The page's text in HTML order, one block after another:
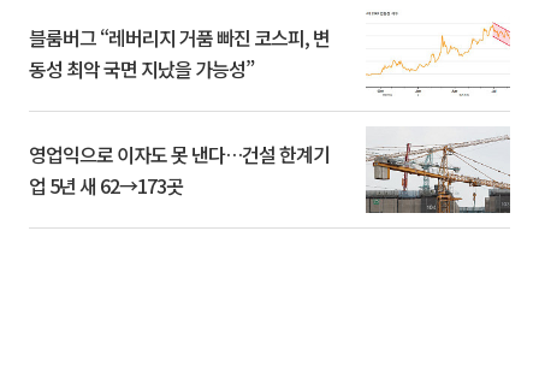
블룸버그 “레버리지 거품 빠진 코스피, 변
동성 최악 국면 지났을 가능성”
영업익으로 이자도 못 낸다…건설 한계기
업 5년 새 62→173곳